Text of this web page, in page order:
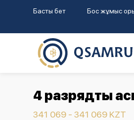
Басты бет Бос жұмыс
4 разрядты
341 069 - 341 069 KZT